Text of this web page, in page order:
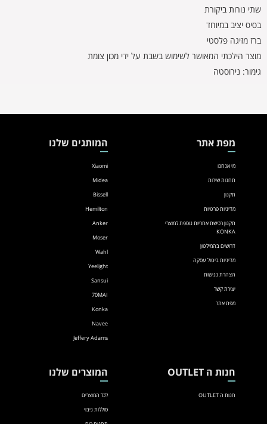
שתי נורות ביקורת
בסיס יציב במיוחד
ברז מזיגה פלסטי
מוצר הילכתי המאושר לשימוש בשבת על ידי מכון צומת
גימור: נירוסטה
מפת אתר
מי אנחנו
תחנות שירות
תקנון
מדיניות פרטיות
תקנון רכישת אחריות נוספת למוצרי
KONKA
דרושים בהמילטון
מדיניות ביטול עסקה
הצהרת נגישות
יצירת קשר
מפת אתר
המותגים שלנו
Xiaomi
Midea
Bissell
Hemilton
Anker
Moser
Wahl
Yeelight
Sansui
70MAI
Konka
Navee
Jeffery Adams
חנות ה OUTLET
חנות ה OUTLET
המוצרים שלנו
לכל המוצרים
סוללות גיבוי